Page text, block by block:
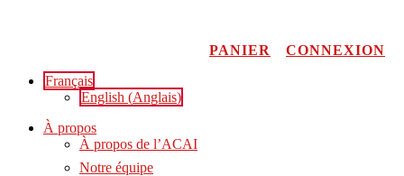
PANIER
CONNEXION
Français
English (Anglais)
À propos
À propos de l’ACAI
Notre équipe